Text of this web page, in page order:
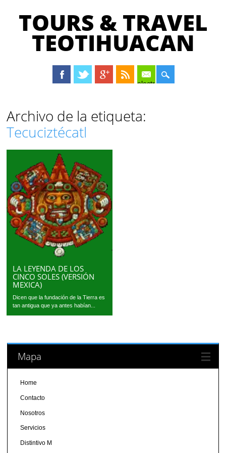
TOURS & TRAVEL
TEOTIHUACAN
electrónico
Menú principal
al
contenido
Archivo de la etiqueta:
Tecuciztécatl
LA LEYENDA DE LOS
CINCO SOLES (VERSIÓN
MEXICA)
Dicen que la fundación de la Tierra es
tan antigua que ya antes habían...
Mapa
Home
Contacto
Nosotros
Servicios
Distintivo M